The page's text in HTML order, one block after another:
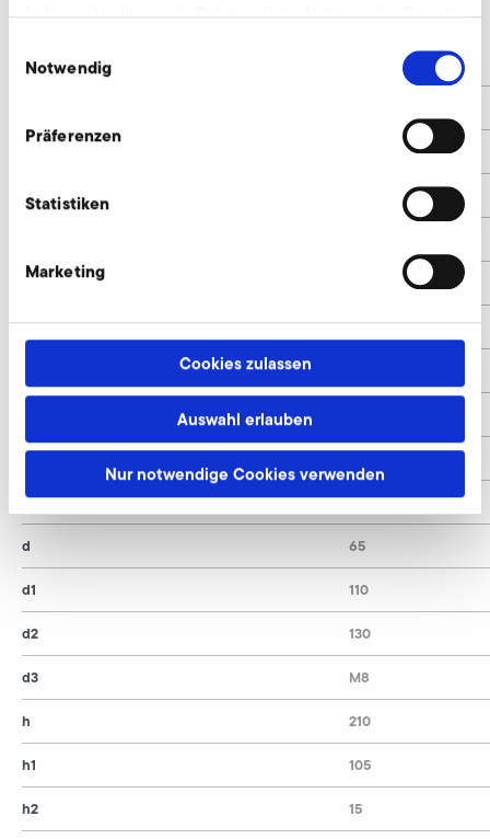
Notwendig
Präferenzen
Statistiken
Marketing
Cookies zulassen
Auswahl erlauben
Nur notwendige Cookies verwenden
Spannung / Voltage
Kondensator / Capacitor
Umschaltzeit Impuls bzw. neutral / Switch-
Gewicht / Weight
l2
l3
d
d1
d2
d3
h
h1
h2
200 - 240
0,68 / 400 V
8,3
-
80
65
110
130
M8
210
105
15